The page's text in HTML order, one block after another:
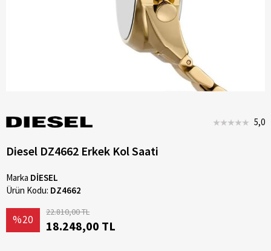
5,0
Diesel DZ4662 Erkek Kol Saati
Marka DİESEL
Ürün Kodu: DZ4662
%20
22.810,00 TL
18.248,00 TL